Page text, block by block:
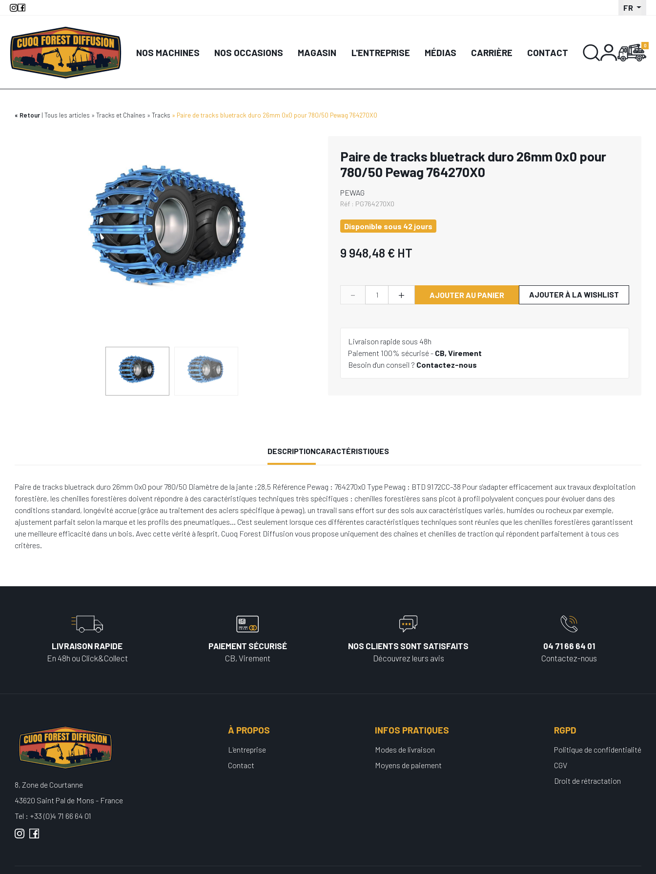
Aller
principal
FR
NOS MACHINES NOS OCCASIONS MAGASIN L'ENTREPRISE MÉDIAS CARRIÈRE CONTACT
Retour Tous les articles Tracks et Chaînes Tracks Paire de tracks bluetrack duro 26mm 0x0 pour 780/50 Pewag 764270X0
Paire de tracks bluetrack duro 26mm 0x0 pour
780/50 Pewag 764270X0
PEWAG
Réf : PG764270X0
Disponible sous 42 jours
9 948,48 € HT
- + AJOUTER AU PANIER AJOUTER À LA WISHLIST
Livraison rapide sous 48h
Paiement 100% sécurisé - CB, Virement
Besoin d'un conseil ? Contactez-nous
DESCRIPTIONCARACTÉRISTIQUES
Paire de tracks bluetrack duro 26mm 0x0 pour 780/50 Diamètre de la jante :28,5 Référence Pewag : 764270x0 Type Pewag : BTD 9172CC-38 Pour s'adapter efficacement aux travaux d'exploitation
forestière, les chenilles forestières doivent répondre à des caractéristiques techniques très spécifiques : chenilles forestières sans picot à profil polyvalent conçues pour évoluer dans des
conditions standard, longévité accrue (grâce au traitement des aciers spécifique à pewag), un travail sans effort sur des sols aux caractéristiques variés, humides ou rocheux par exemple,
ajustement parfait selon la marque et les profils des pneumatiques… C'est seulement lorsque ces différentes caractéristiques techniques sont réunies que les chenilles forestières garantissent
une meilleure efficacité dans un bois. Avec cette vérité à l'esprit, Cuoq Forest Diffusion vous propose uniquement des chaînes et chenilles de traction qui répondent parfaitement à tous ces
critères.
LIVRAISON RAPIDE
En 48h ou Click&Collect
PAIEMENT SÉCURISÉ
CB, Virement
NOS CLIENTS SONT SATISFAITS
Découvrez leurs avis
04 71 66 64 01
Contactez-nous
8, Zone de Courtanne
43620 Saint Pal de Mons - France
Tel : +33 (0)4 71 66 64 01
À PROPOS
L'entreprise
Contact
INFOS PRATIQUES
Modes de livraison
Moyens de paiement
RGPD
Politique de confidentialité
CGV
Droit de rétractation